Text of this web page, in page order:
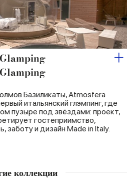
Базиликаты, Atmosfera
итальянский глэмпинг, где
пузыре под звёздами: проект,
гостеприимство,
заботу и дизайн Made in Italy.
коллекции